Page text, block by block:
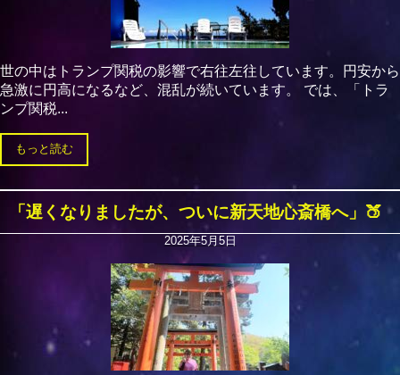
世の中はトランプ関税の影響で右往左往しています。円安から
急激に円高になるなど、混乱が続いています。 では、「トラ
ンプ関税...
もっと読む
「遅くなりましたが、ついに新天地心斎橋へ」🍑
2025年5月5日